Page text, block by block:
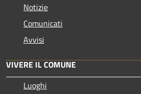
Notizie
Comunicati
Avvisi
VIVERE IL COMUNE
Luoghi